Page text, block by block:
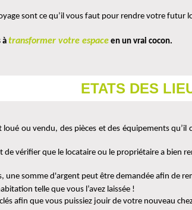
sont ce qu’il vous faut pour rendre votre futur
à transformer votre espace en un vrai cocon.
ETATS DES
ou vendu, des pièces et des équipements qu’il
vérifier que le locataire ou le propriétaire a bien
une somme d'argent peut être demandée afin de
telle que vous l’avez laissée !
afin que vous puissiez jouir de votre nouveau